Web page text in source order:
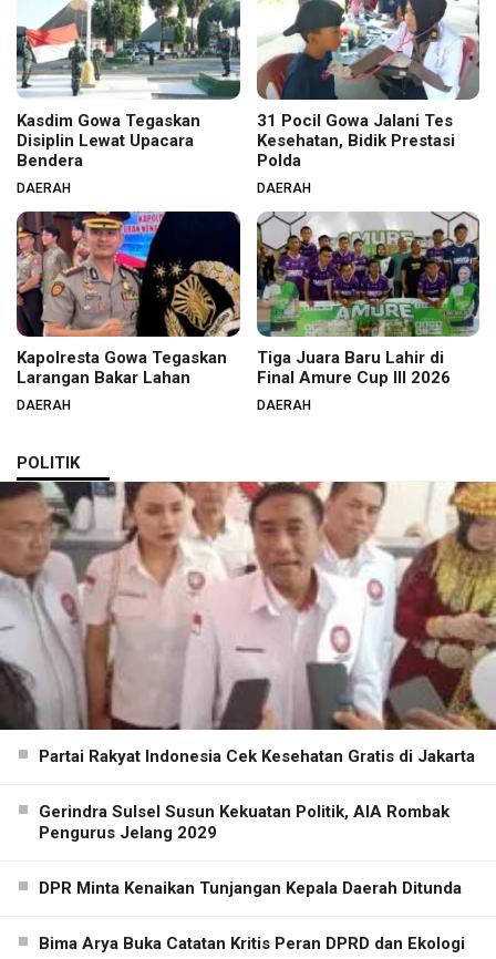
Kasdim Gowa Tegaskan
Disiplin Lewat Upacara
Bendera
DAERAH
31 Pocil Gowa Jalani Tes
Kesehatan, Bidik Prestasi
Polda
DAERAH
Kapolresta Gowa Tegaskan
Larangan Bakar Lahan
DAERAH
Tiga Juara Baru Lahir di
Final Amure Cup III 2026
DAERAH
POLITIK
Partai Rakyat Indonesia Cek Kesehatan Gratis di Jakarta
Gerindra Sulsel Susun Kekuatan Politik, AIA Rombak
Pengurus Jelang 2029
DPR Minta Kenaikan Tunjangan Kepala Daerah Ditunda
Bima Arya Buka Catatan Kritis Peran DPRD dan Ekologi